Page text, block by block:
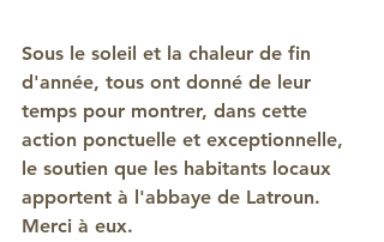
Sous le soleil et la chaleur de fin
d'année, tous ont donné de leur
temps pour montrer, dans cette
action ponctuelle et exceptionnelle,
le soutien que les habitants locaux
apportent à l'abbaye de Latroun.
Merci à eux.